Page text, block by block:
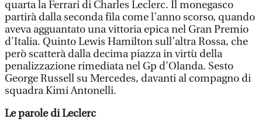
quarta la Ferrari di Charles Leclerc. Il monegasco
partirà dalla seconda fila come l'anno scorso, quando
aveva agguantato una vittoria epica nel Gran Premio
d'Italia. Quinto Lewis Hamilton sull’altra Rossa, che
però scatterà dalla decima piazza in virtù della
penalizzazione rimediata nel Gp d'Olanda. Sesto
George Russell su Mercedes, davanti al compagno di
squadra Kimi Antonelli.
Le parole di Leclerc